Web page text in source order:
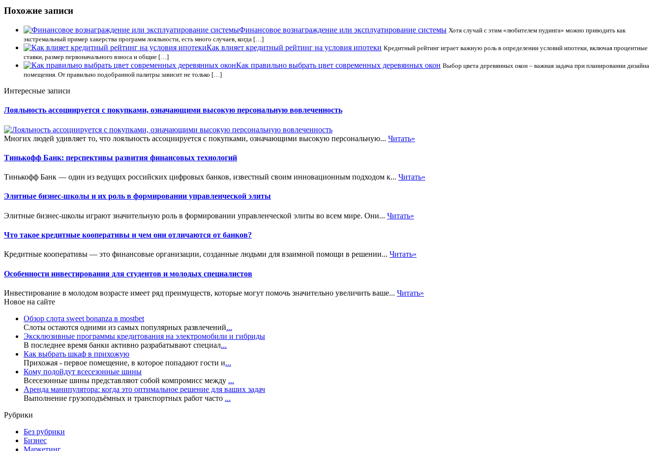
Похожие записи
Финансовое вознаграждение или эксплуатирование системы Хотя случай с этим «любителем пудинга» можно приводить как
экстремальный пример хакерства программ лояльности, есть много случаев, когда […]
Как влияет кредитный рейтинг на условия ипотеки Кредитный рейтинг играет важную роль в определении условий ипотеки, включая процентные
ставки, размер первоначального взноса и общие […]
Как правильно выбрать цвет современных деревянных окон Выбор цвета деревянных окон – важная задача при планировании дизайна
помещения. От правильно подобранной палитры зависит не только […]
Интересные записи
Лояльность ассоциируется с покупками, означающими высокую персональную вовлеченность
Многих людей удивляет то, что лояльность ассоциируется с покупками, означающими высокую персональную... Читать»
Тинькофф Банк: перспективы развития финансовых технологий
Тинькофф Банк — один из ведущих российских цифровых банков, известный своим инновационным подходом к... Читать»
Элитные бизнес-школы и их роль в формировании управленческой элиты
Элитные бизнес-школы играют значительную роль в формировании управленческой элиты во всем мире. Они... Читать»
Что такое кредитные кооперативы и чем они отличаются от банков?
Кредитные кооперативы — это финансовые организации, созданные людьми для взаимной помощи в решении... Читать»
Особенности инвестирования для студентов и молодых специалистов
Инвестирование в молодом возрасте имеет ряд преимуществ, которые могут помочь значительно увеличить ваше... Читать»
Новое на сайте
Обзор слота sweet bonanza в mostbet
Слоты остаются одними из самых популярных развлечений...
Эксклюзивные программы кредитования на электромобили и гибриды
В последнее время банки активно разрабатывают специал...
Как выбрать шкаф в прихожую
Прихожая - первое помещение, в которое попадают гости и...
Кому подойдут всесезонные шины
Всесезонные шины представляют собой компромисс между ...
Аренда манипулятора: когда это оптимальное решение для ваших задач
Выполнение грузоподъёмных и транспортных работ часто ...
Рубрики
Без рубрики
Бизнес
Маркетинг